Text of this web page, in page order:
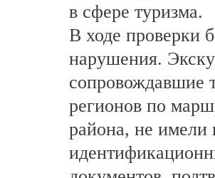
в сфере туризма.
В ходе проверки
нарушения.
сопровождавшие
регионов по
района, не имели